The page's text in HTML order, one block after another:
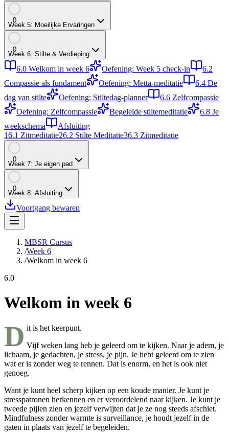
0
Week 5: Moeilijke Ervaringen
0
Week 6: Stilte & Verdieping
6.0 Welkom in week 6 Oefening: Week 5 check-in
6.2
Compassie als fundament
Oefening: Metta-meditatie 6.4 De
dag van stilte
Oefening: Stiltedag-planner 6.6 Zelfcompassie
Oefening: Zelfcompassie
Begeleide stiltemeditatie 6.8 Je
weekschema
Afsluiting
16.1 Zitmeditatie26.2 Stilte Meditatie36.3 Zitmeditatie
0
Week 7: Je eigen pad
0
Week 8: Afsluiting
Voortgang bewaren
MBSR Cursus
/Week 6
/Welkom in week 6
6.0
Welkom in week 6
D it is het keerpunt.
Vijf weken lang heb je geleerd om te kijken. Naar je adem, je
lichaam, je gedachten, je stress, je pijn. Je hebt geleerd om te zien
wat er is zonder weg te rennen. Dat is enorm, en het is ook niet
genoeg.
Want je kunt heel scherp kijken op een koude manier. Je kunt je
stresspatronen herkennen en er veroordelend naar kijken. Je kunt je
tweede pijlen zien en jezelf verwijten dat je ze nog steeds afschiet.
Mindfulness zonder warmte is surveillance, je houdt jezelf in de
gaten in plaats van jezelf te begeleiden.